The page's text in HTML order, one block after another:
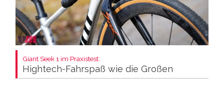
Giant Seek 1 im Praxistest:
Hightech-Fahrspaß wie die Großen